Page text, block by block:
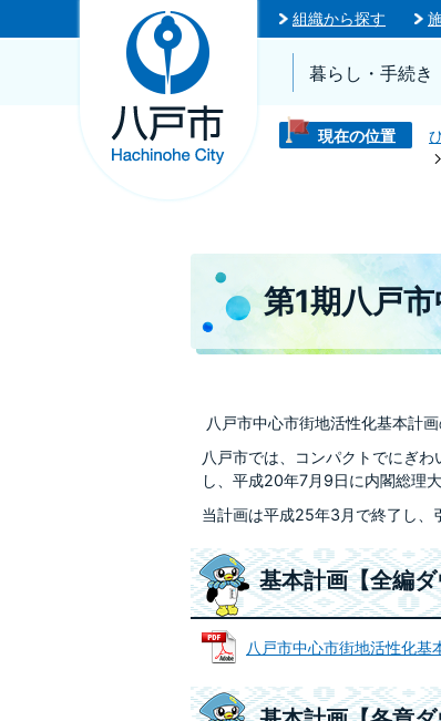
組織から探す
暮らし・手続き
現在の位置
第1期八戸
八戸市中心市街地活性化基本計
八戸市では、コンパクトでにぎ
し、平成20年7月9日に内閣総理
当計画は平成25年3月で終了し、
基本計画【全編
八戸市中心市街地活性化